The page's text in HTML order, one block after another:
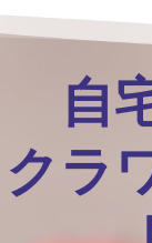
自
ラ